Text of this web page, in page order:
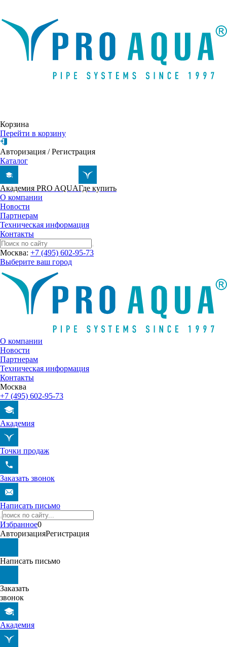
Корзина
Перейти в корзину
Авторизация /Регистрация
Каталог
Академия PRO AQUAГде купить
О компании
Новости
Партнерам
Техническая информация
Контакты
Москва: +7 (495) 602-95-73
Выберите ваш город
О компании
Новости
Партнерам
Техническая информация
Контакты
Москва
+7 (495) 602-95-73
Академия
Точки продаж
Заказать звонок
Написать письмо
Избранное0
АвторизацияРегистрация
Написать письмо
Заказать
звонок
Академия